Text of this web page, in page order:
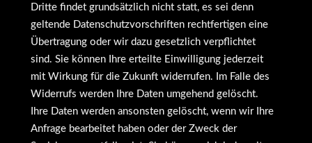
Dritte findet grundsätzlich nicht statt, es sei denn
geltende Datenschutzvorschriften rechtfertigen eine
Übertragung oder wir dazu gesetzlich verpflichtet
sind. Sie können Ihre erteilte Einwilligung jederzeit
mit Wirkung für die Zukunft widerrufen. Im Falle des
Widerrufs werden Ihre Daten umgehend gelöscht.
Ihre Daten werden ansonsten gelöscht, wenn wir Ihre
Anfrage bearbeitet haben oder der Zweck der